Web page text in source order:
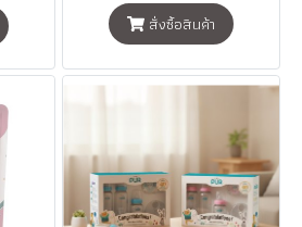
สั่งซื้อสินค้า